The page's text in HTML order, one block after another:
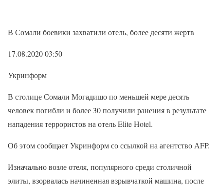
В Сомали боевики захватили отель, более десяти жертв
17.08.2020 03:50
Укринформ
В столице Сомали Могадишо по меньшей мере десять
человек погибли и более 30 получили ранения в результате
нападения террористов на отель Elite Hotel.
Об этом сообщает Укринформ со ссылкой на агентство АFP.
Изначально возле отеля, популярного среди столичной
элиты, взорвалась начиненная взрывчаткой машина, после